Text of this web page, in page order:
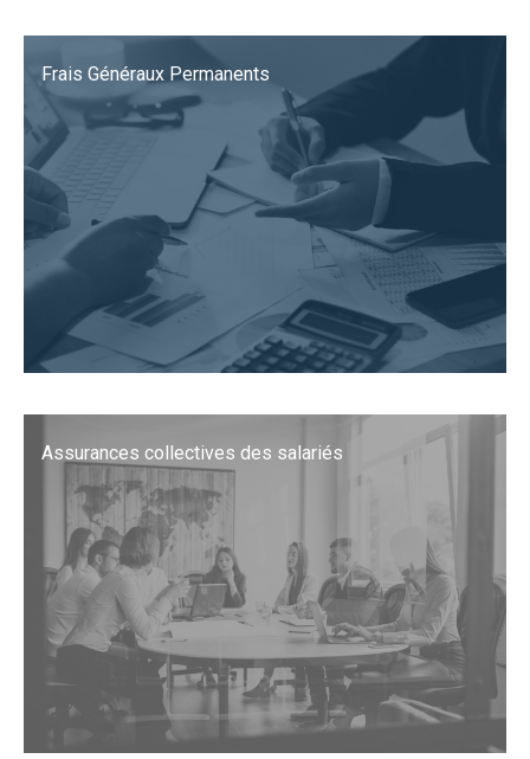
Frais Généraux Permanents
Assurances collectives des salariés